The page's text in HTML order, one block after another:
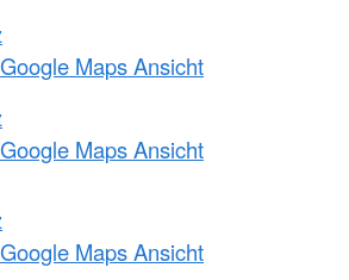
Maps Ansicht
Maps Ansicht
Maps Ansicht